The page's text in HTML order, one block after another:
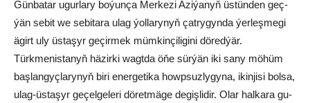
Gün­ba­tar ugur­la­ry bo­ýun­ça Mer­ke­zi Azi­ýa­nyň üs­tün­den geç­
ýän se­bit we se­bi­ta­ra ulag ýol­la­ry­nyň çat­ry­gyn­da ýer­leş­me­gi
ägirt uly üs­ta­şyr ge­çir­mek müm­kin­çi­li­gi­ni dö­red­ýär.
Türk­me­nis­ta­nyň hä­zir­ki wagt­da öňe sür­ýän iki sa­ny mö­hüm
baş­lan­gyç­la­ry­nyň bi­ri ener­ge­ti­ka howp­suz­ly­gy­na, ikin­ji­si bol­sa,
ulag-üs­ta­şyr ge­çel­ge­le­ri dö­ret­mä­ge de­giş­li­dir. Olar hal­ka­ra gu­